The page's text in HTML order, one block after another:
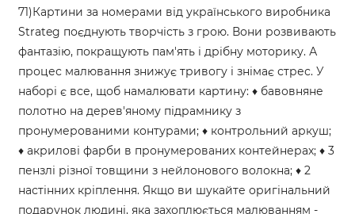
71)Картини за номерами від українського виробника
Strateg поєднують творчість з грою. Вони розвивають
фантазію, покращують пам'ять і дрібну моторику. А
процес малювання знижує тривогу і знімає стрес. У
наборі є все, щоб намалювати картину: ♦ бавовняне
полотно на дерев'яному підрамнику з
пронумерованими контурами; ♦ контрольний аркуш;
♦ акрилові фарби в пронумерованих контейнерах; ♦ 3
пензлі різної товщини з нейлонового волокна; ♦ 2
настінних кріплення. Якщо ви шукайте оригінальний
подарунок людині, яка захоплюється малюванням -